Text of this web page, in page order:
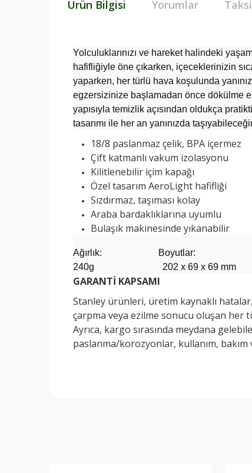
Ürün Bilgisi Yorumlar
Yolculuklarınızı ve hareket halindeki
hafifliğiyle öne çıkarken, içeceklerinizin
yaparken, her türlü hava koşulunda
egzersizinize başlamadan önce dökülme
yapısıyla temizlik açısından oldukça
tasarımı ile her an yanınızda
18/8 paslanmaz çelik, BPA içermez
Çift katmanlı vakum izolasyonu
Kilitlenebilir içim kapağı
Özel tasarım AeroLight hafifliği
Sızdırmaz, taşıması kolay
Araba bardaklıklarına uyumlu
Bulaşık makinesinde yıkanabilir
Ağırlık: Boyutlar:
240g 202 x 69 x 69 mm
GARANTİ KAPSAMI
Stanley ürünleri, üretim kaynaklı
çarpma veya ezilme sonucu oluşan her
Ayrıca, kargo sırasında meydana
paslanma/korozyonlar, kullanım,